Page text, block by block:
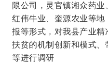
限公司，灵官镇湘众药业
红伟牛业、奎源农业等
报等形式，对我县产业
扶贫的机制创新和模式、
等进行调研